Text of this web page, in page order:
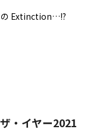
の Extinction…!?
・イヤー2021